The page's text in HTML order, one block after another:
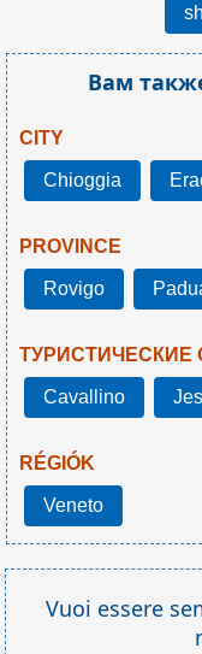
Вам
CITY
Chioggia
PROVINCE
Rovigo
ТУРИСТИЧЕСКИЕ
Cavallino
RÉGIÓK
Veneto
Vuoi essere